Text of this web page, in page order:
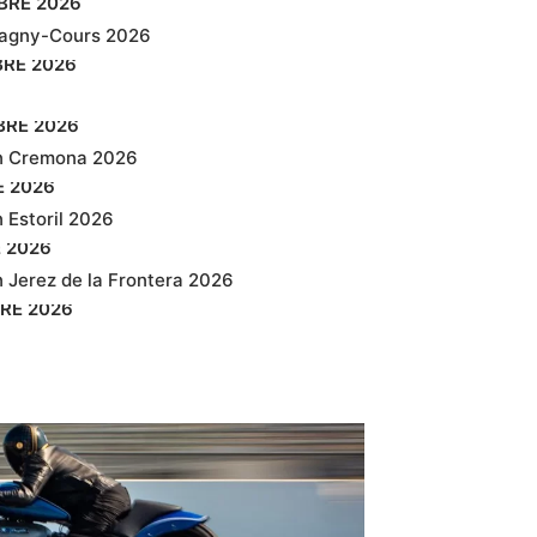
Cours 2026
2026
2026
Cremona 2026
2026
Estoril 2026
2026
Jerez de la Frontera 2026
2026